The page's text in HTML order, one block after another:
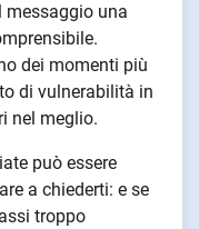
una
dei momenti più
di vulnerabilità in
nel meglio.
può essere
a chiederti: e se
troppo